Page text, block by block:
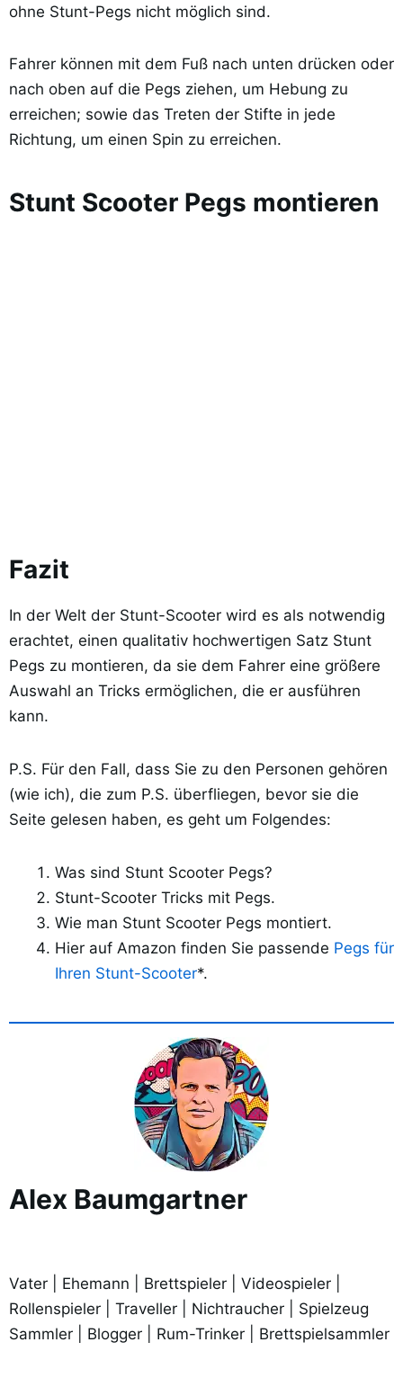
ohne Stunt-Pegs nicht möglich sind.
Fahrer können mit dem Fuß nach unten drücken oder
nach oben auf die Pegs ziehen, um Hebung zu
erreichen; sowie das Treten der Stifte in jede
Richtung, um einen Spin zu erreichen.
Stunt Scooter Pegs montieren
Fazit
In der Welt der Stunt-Scooter wird es als notwendig
erachtet, einen qualitativ hochwertigen Satz Stunt
Pegs zu montieren, da sie dem Fahrer eine größere
Auswahl an Tricks ermöglichen, die er ausführen
kann.
P.S. Für den Fall, dass Sie zu den Personen gehören
(wie ich), die zum P.S. überfliegen, bevor sie die
Seite gelesen haben, es geht um Folgendes:
Was sind Stunt Scooter Pegs?
Stunt-Scooter Tricks mit Pegs.
Wie man Stunt Scooter Pegs montiert.
Hier auf Amazon finden Sie passende Pegs für
Ihren Stunt-Scooter*.
Alex Baumgartner
Vater | Ehemann | Brettspieler | Videospieler |
Rollenspieler | Traveller | Nichtraucher | Spielzeug
Sammler | Blogger | Rum-Trinker | Brettspielsammler